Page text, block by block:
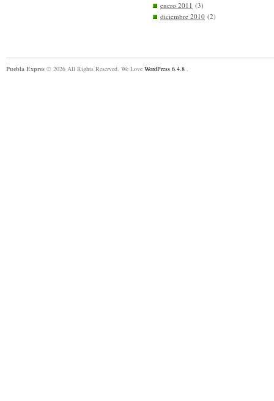
enero 2011 (3)
diciembre 2010 (2)
Puebla Expres © 2026 All Rights Reserved. We Love WordPress 6.4.8 .